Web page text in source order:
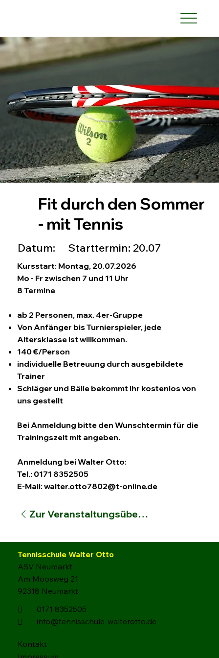
Fit durch den Sommer
- mit Tennis
Datum: Starttermin: 20.07
Kursstart: Montag, 20.07.2026
Mo - Fr zwischen 7 und 11 Uhr
8 Termine
ab 2 Personen, max. 4er-Gruppe
Von Anfänger bis Turnierspieler, jede
Altersklasse ist willkommen.
140 €/Person
individuelle Betreuung durch ausgebildete
Trainer
Schläger und Bälle bekommt ihr kostenlos von
uns gestellt
Bei Anmeldung bitte den Wunschtermin für die
Trainingszeit mit angeben.
Anmeldung bei Walter Otto:
Tel.: 0171 8352505
E-Mail:walter.otto7802@t-online.de
Zur Veranstaltungsübersicht
Tennisschule Walter Otto
ASV Neumarkt
Am Moosweg 21
92318 Neumarkt


0171 8352505
info@tennisschule-walterotto.de
Kontakt